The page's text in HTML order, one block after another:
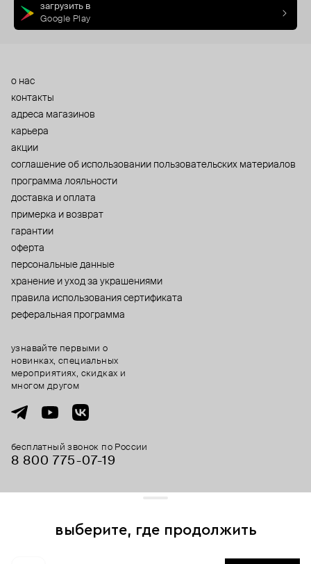
загрузить в
Google Play
о нас
контакты
адреса магазинов
карьера
акции
cоглашение об использовании пользовательских материалов
программа лояльности
доставка и оплата
примерка и возврат
гарантии
оферта
персональные данные
хранение и уход за украшениями
правила использования сертификата
реферальная программа
бесплатный звонок по России
8 800 775⁠-07⁠-19
узнавайте первыми о
новинках, специальных
мероприятиях, скидках и
многом другом
выберите, где продолжить